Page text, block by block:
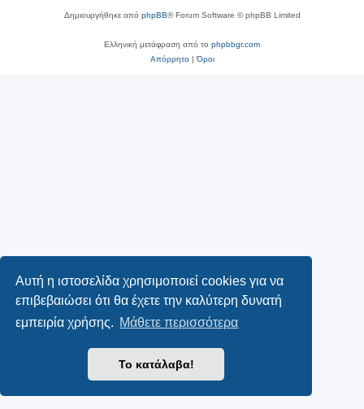
Αυτή η ιστοσελίδα χρησιμοποιεί cookies για να
επιβεβαιώσει ότι θα έχετε την καλύτερη δυνατή
εμπειρία χρήσης. Μάθετε περισσότερα
Το κατάλαβα!
Δημιουργήθηκε από phpBB® Forum Software © phpBB Limited
Ελληνική μετάφραση από το phpbbgr.com
Απόρρητο|Όροι